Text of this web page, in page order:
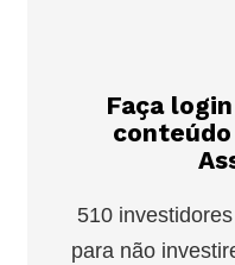
Faça
conteúdo
510
para não